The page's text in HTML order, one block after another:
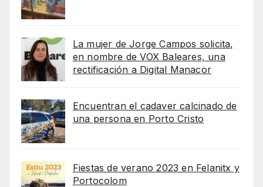
La mujer de Jorge Campos solicita,
en nombre de VOX Baleares, una
rectificación a Digital Manacor
Encuentran el cadaver calcinado de
una persona en Porto Cristo
Fiestas de verano 2023 en Felanitx y
Portocolom